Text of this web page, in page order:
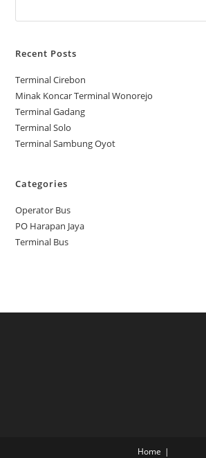
Recent Posts
Terminal Cirebon
Minak Koncar Terminal Wonorejo
Terminal Gadang
Terminal Solo
Terminal Sambung Oyot
Categories
Operator Bus
PO Harapan Jaya
Terminal Bus
Home